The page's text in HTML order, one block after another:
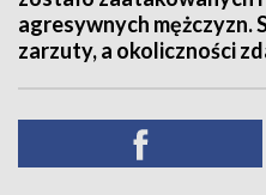
agresywnych mężczyzn.
zarzuty, a okoliczności